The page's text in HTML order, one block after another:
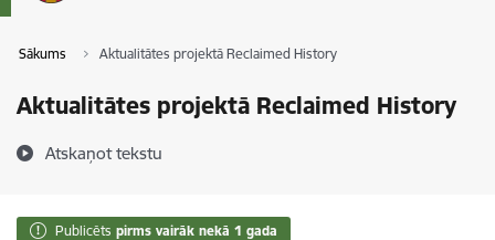
Sākums Aktualitātes projektā Reclaimed History
Aktualitātes projektā Reclaimed History
Atskaņot tekstu
Publicēts pirms vairāk nekā 1 gada